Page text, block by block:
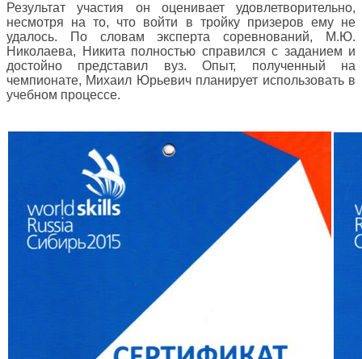
Результат участия он оценивает удовлетворительно,
несмотря на то, что войти в тройку призеров ему не
удалось. По словам эксперта соревнований, М.Ю.
Николаева, Никита полностью справился с заданием и
достойно представил вуз. Опыт, полученный на
чемпионате, Михаил Юрьевич планирует использовать в
учебном процессе.